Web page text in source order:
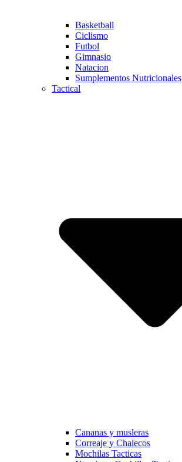
Basketball
Ciclismo
Futbol
Gimnasio
Natacion
Sumplementos Nutricionales
Tactical
Cananas y musleras
Correaje y Chalecos
Mochilas Tacticas